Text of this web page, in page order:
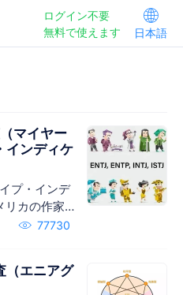
ログイン不要
無料で使えます
日本語
マイヤー
インディケ
プ・インデ
リカの作家イ
ズとその母
77730
（エニアグ